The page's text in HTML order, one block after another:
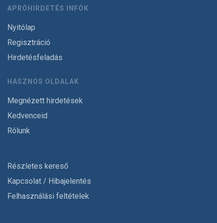
APRÓHIRDETÉS INFÓK
Nyitólap
Regisztráció
Hirdetésfeladás
HASZNOS OLDALAK
Megnézett hirdetések
Kedvenceid
Rólunk
Részletes kereső
Kapcsolat / Hibajelentés
Felhasználási feltételek